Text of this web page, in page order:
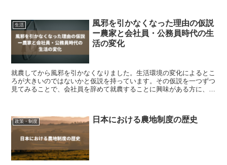
生活
風邪を引かなくなった理由の仮説
ー農家と会社員・公務員時代の生
活の変化
就農してから風邪を引かなくなりました。生活環境の変化によるとこ
ろが大きいのではないかと仮説を持っています。その仮説を一つずつ
見てみることで、会社員を辞めて就農することに興味がある方に、会
政策・制度 日本における農地制度の歴史